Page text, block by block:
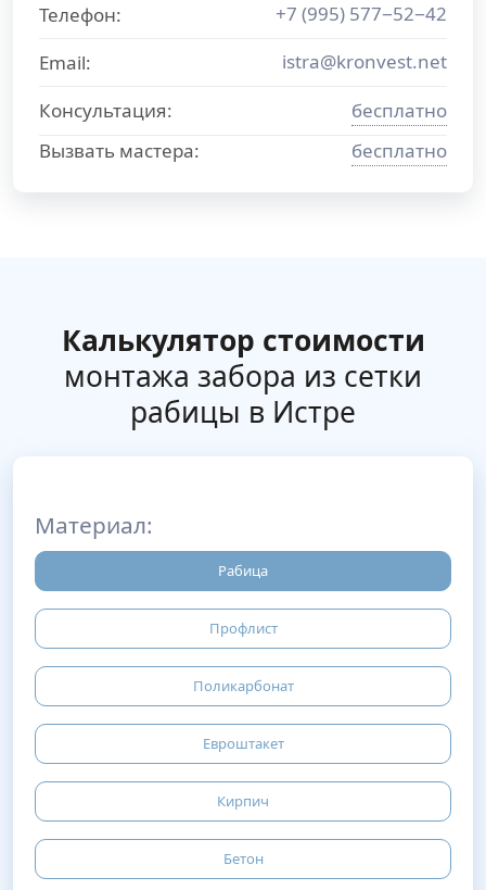
Телефон:
+7 (995) 577−52−42
Email:
istra@kronvest.net
Консультация:
бесплатно
Вызвать мастера:
бесплатно
Калькулятор стоимости
монтажа забора из сетки
рабицы в Истре
Материал:
Рабица
Профлист
Поликарбонат
Евроштакет
Кирпич
Бетон